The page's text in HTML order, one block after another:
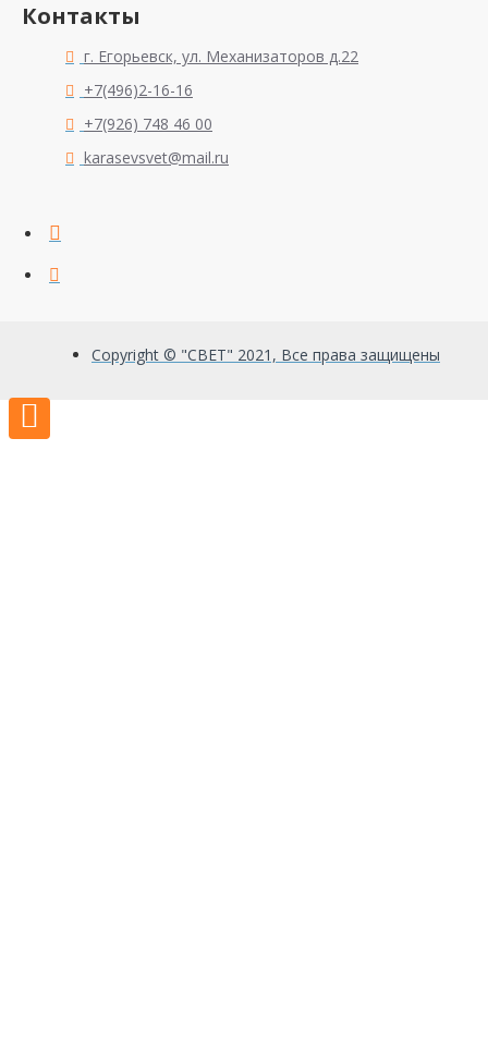
Контакты
г. Егорьевск, ул. Механизаторов д.22
+7(496)2-16-16
+7(926) 748 46 00
karasevsvet@mail.ru
Copyright © "СВЕТ" 2021, Все права защищены